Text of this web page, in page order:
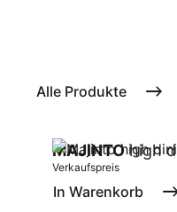
Alle Produkte
MAJINTOhigh
Verkaufspreis
In Warenkorb